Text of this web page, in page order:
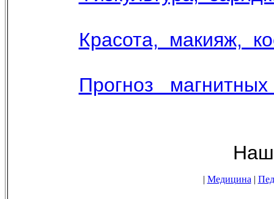
Красота, макияж,
Прогноз
Наши новостные
| Медицина |